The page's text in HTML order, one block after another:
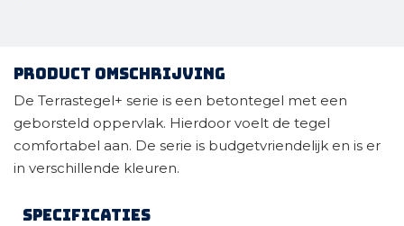
Product omschrijving
De Terrastegel+ serie is een betontegel met een
geborsteld oppervlak. Hierdoor voelt de tegel
comfortabel aan. De serie is budgetvriendelijk en is er
in verschillende kleuren.
Specificaties